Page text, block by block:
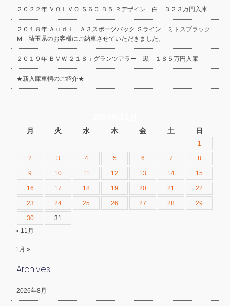
２０２２年 ＶＯＬＶＯ Ｓ６０ Ｂ５ Ｒデザイン 白 ３２３万円入庫
２０１８年 Ａｕｄｉ Ａ３スポーツバック Ｓライン ミトスブラック
Ｍ 埼玉県のお客様にご納車させていただきました。
２０１９年 ＢＭＷ ２１８ｉグランツアラー 黒 １８５万円入庫
★新入庫車輌のご紹介★
月 火 水 木 金 土 日
1
2 3 4 5 6 7 8
9 10 11 12 13 14 15
16 17 18 19 20 21 22
23 24 25 26 27 28 29
30
31
« 11月
1月 »
Archives
2026年8月